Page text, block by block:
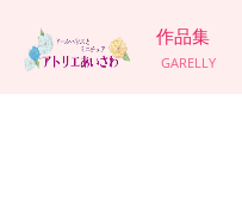
作品集
GARELLY